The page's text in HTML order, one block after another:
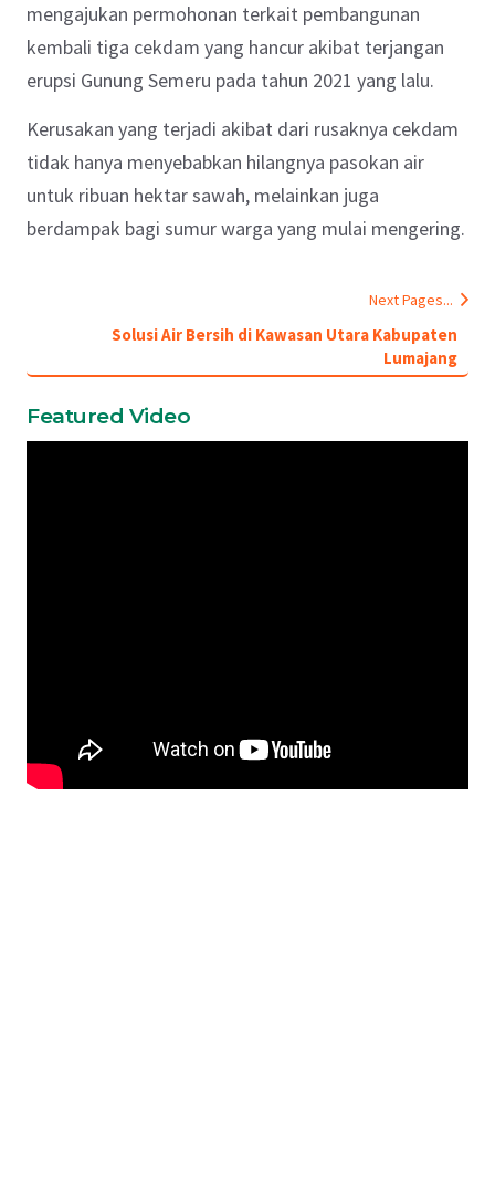
mengajukan permohonan terkait pembangunan
kembali tiga cekdam yang hancur akibat terjangan
erupsi Gunung Semeru pada tahun 2021 yang lalu.
Kerusakan yang terjadi akibat dari rusaknya cekdam
tidak hanya menyebabkan hilangnya pasokan air
untuk ribuan hektar sawah, melainkan juga
berdampak bagi sumur warga yang mulai mengering.
Next Pages...
Solusi Air Bersih di Kawasan Utara Kabupaten
Lumajang
Featured Video